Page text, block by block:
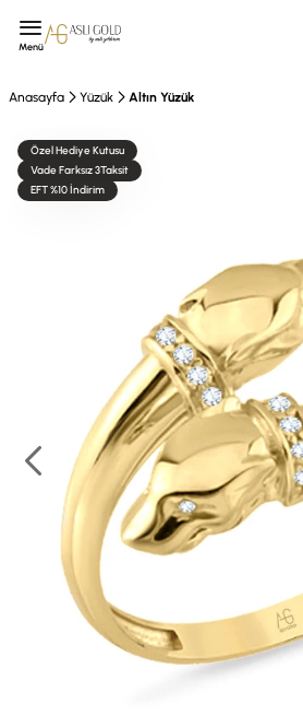
Menü
Anasayfa Yüzük Altın Yüzük
Özel Hediye Kutusu
Vade Farksız 3Taksit
EFT %10 İndirim